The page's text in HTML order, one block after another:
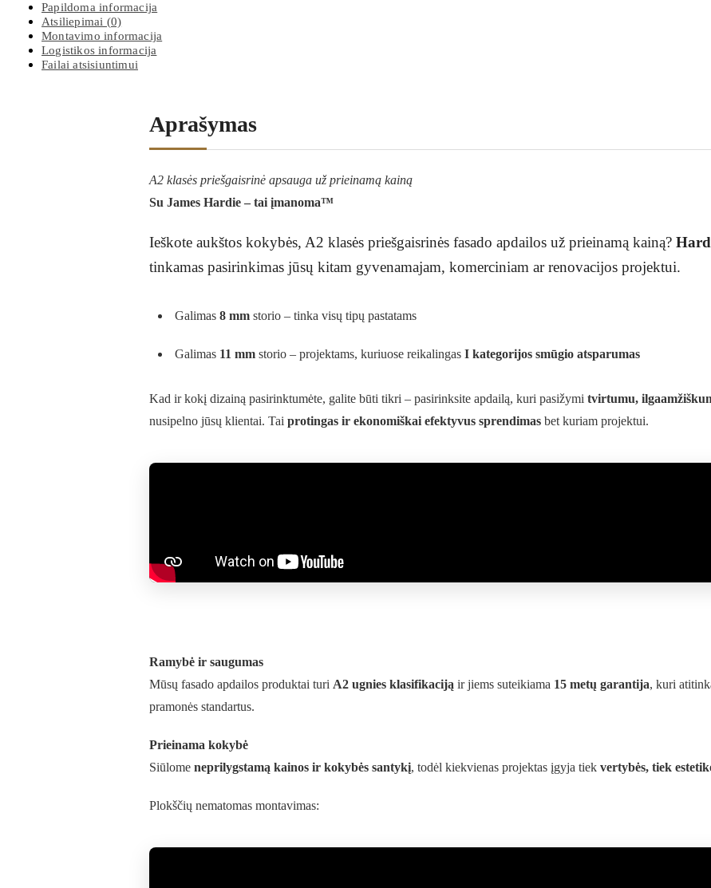
Papildoma informacija
Atsiliepimai (0)
Montavimo informacija
Logistikos informacija
Failai atsisiuntimui
Aprašymas
A2 klasės priešgaisrinė apsauga už prieinamą kainą
Su James Hardie – tai įmanoma™
Ieškote aukštos kokybės, A2 klasės priešgaisrinės fasado apdailos už prieinamą kainą?
tinkamas pasirinkimas jūsų kitam gyvenamajam, komerciniam ar renovacijos projektui.
Galimas 8 mm storio – tinka visų tipų pastatams
Galimas 11 mm storio – projektams, kuriuose reikalingas I kategorijos smūgio atsparumas
Kad ir kokį dizainą pasirinktumėte, galite būti tikri – pasirinksite apdailą, kuri pasižymi tvirtumu,
nusipelno jūsų klientai. Tai protingas ir ekonomiškai efektyvus sprendimas bet kuriam projektui.
Ramybė ir saugumas
Mūsų fasado apdailos produktai turi A2 ugnies klasifikaciją ir jiems suteikiama 15 metų garantija, kuri
pramonės standartus.
Prieinama kokybė
Siūlome neprilygstamą kainos ir kokybės santykį, todėl kiekvienas projektas įgyja tiek vertybės, tiek
Plokščių nematomas montavimas: